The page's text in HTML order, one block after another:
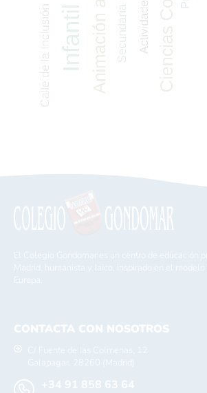
El Colegio Gondomar es un centro de educación
Madrid, humanista y laico, inspirado en el
Europa.
CONTACTA CON NOSOTROS
C/ Fuente de las Colmenas, 12
Galapagar, 28260 (Madrid)
+34 91 858 63 64